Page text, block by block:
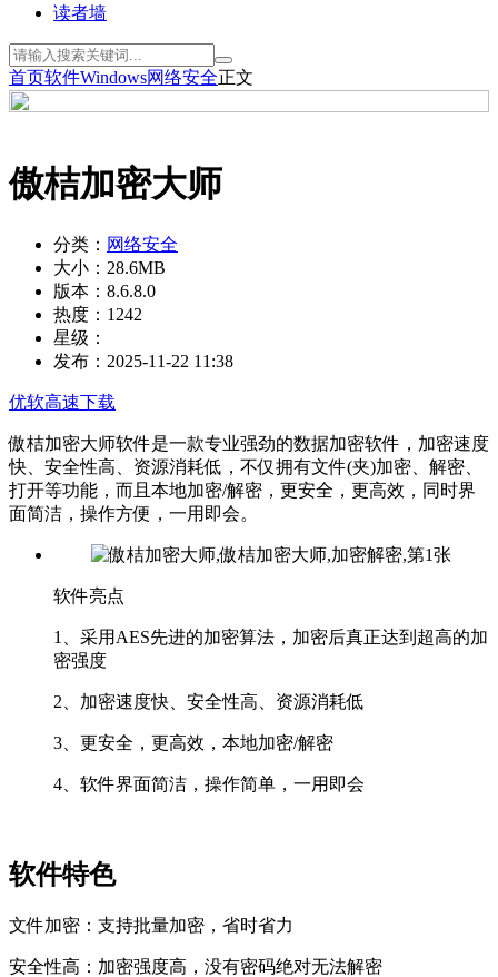
读者墙
首页软件Windows网络安全正文
傲桔加密大师
分类： 网络安全
大小： 28.6MB
版本： 8.6.8.0
热度： 1242
星级：
发布： 2025-11-22 11:38
优软高速下载
傲桔加密大师软件是一款专业强劲的数据加密软件，加密速度
快、安全性高、资源消耗低，不仅拥有文件(夹)加密、解密、
打开等功能，而且本地加密/解密，更安全，更高效，同时界
面简洁，操作方便，一用即会。
软件亮点
1、采用AES先进的加密算法，加密后真正达到超高的加
密强度
2、加密速度快、安全性高、资源消耗低
3、更安全，更高效，本地加密/解密
4、软件界面简洁，操作简单，一用即会
软件特色
文件加密：支持批量加密，省时省力
安全性高：加密强度高，没有密码绝对无法解密